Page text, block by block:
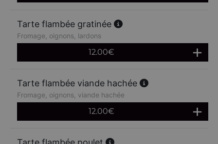
Tarte flambée gratinée
Fromage, oignons, lardons
12.00€
Tarte flambée viande hachée
Fromage, oignons, viande hachée
12.00€